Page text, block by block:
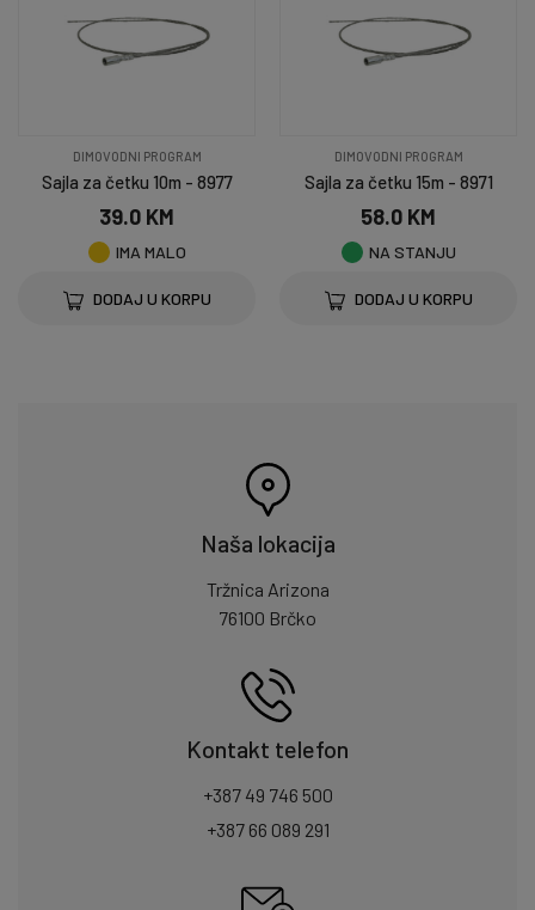
DIMOVODNI PROGRAM
Sajla za četku 10m - 8977
39.0 KM
IMA MALO
DODAJ U KORPU
DIMOVODNI PROGRAM
Sajla za četku 15m - 8971
58.0 KM
NA STANJU
DODAJ U KORPU
Naša lokacija
Tržnica Arizona
76100 Brčko
Kontakt telefon
+387 49 746 500
+387 66 089 291